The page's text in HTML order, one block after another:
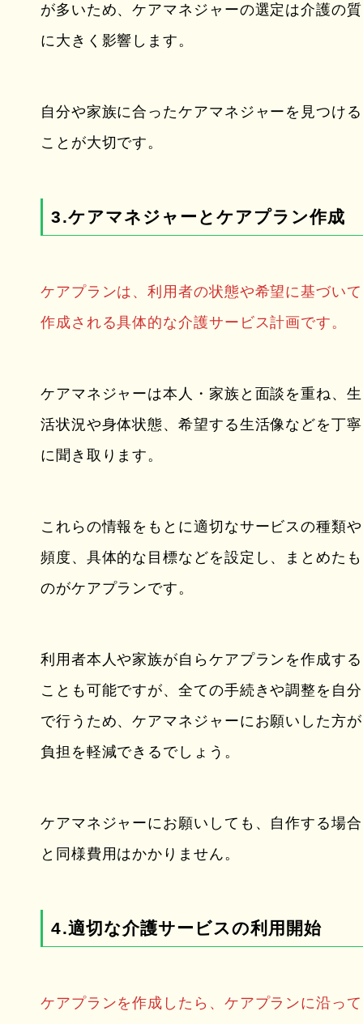
が多いため、ケアマネジャーの選定は介護の質
に大きく影響します。
自分や家族に合ったケアマネジャーを見つける
ことが大切です。
3.ケアマネジャーとケアプラン作成
ケアプランは、利用者の状態や希望に基づいて
作成される具体的な介護サービス計画です。
ケアマネジャーは本人・家族と面談を重ね、生
活状況や身体状態、希望する生活像などを丁寧
に聞き取ります。
これらの情報をもとに適切なサービスの種類や
頻度、具体的な目標などを設定し、まとめたも
のがケアプランです。
利用者本人や家族が自らケアプランを作成する
ことも可能ですが、全ての手続きや調整を自分
で行うため、ケアマネジャーにお願いした方が
負担を軽減できるでしょう。
ケアマネジャーにお願いしても、自作する場合
と同様費用はかかりません。
4.適切な介護サービスの利用開始
ケアプランを作成したら、ケアプランに沿って